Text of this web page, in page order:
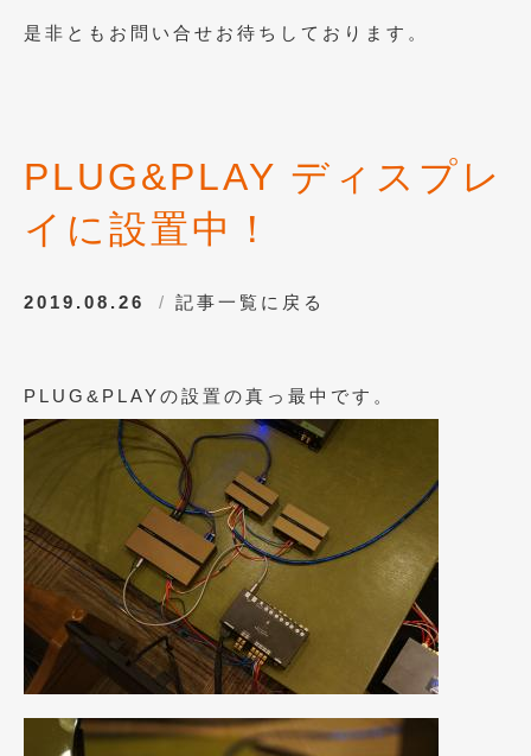
2016年7月(5)
2016年3月(2)
2016年2月(6)
2015年10月(7)
2015年9月(4)
2015年8月(3)
2015年7月(5)
2015年6月(13)
2015年5月(2)
2015年4月(5)
2015年3月 (3)
是非ともお問い合せお待ちしております。
PLUG&PLAY ディスプレ
イに設置中！
2019.08.26 記事一覧に戻る
PLUG&PLAYの設置の真っ最中です。